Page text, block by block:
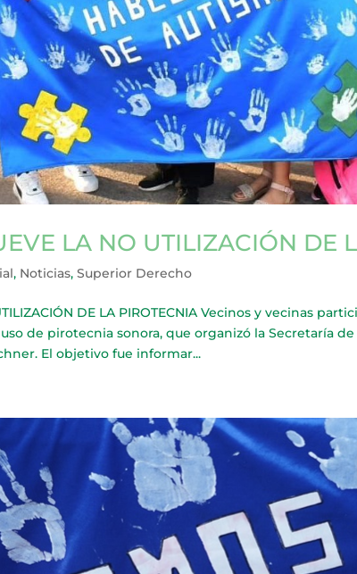
LA NO UTILIZACIÓN DE
, Noticias,Superior Derecho
DE LA PIROTECNIA Vecinos y vecinas
de pirotecnia sonora, que organizó la Secretaría
El objetivo fue informar...